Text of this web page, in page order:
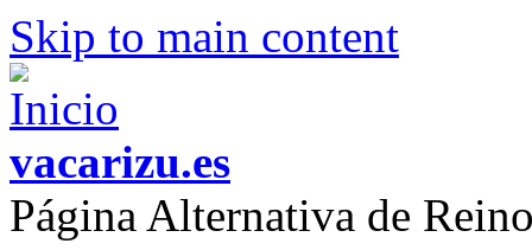
Skip to main content
vacarizu.es
Página Alternativa de